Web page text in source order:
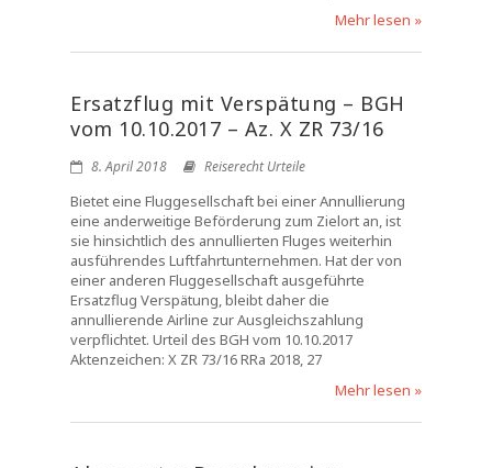
Mehr lesen »
Ersatzflug mit Verspätung – BGH
vom 10.10.2017 – Az. X ZR 73/16
8. April 2018 Reiserecht Urteile
Bietet eine Fluggesellschaft bei einer Annullierung
eine anderweitige Beförderung zum Zielort an, ist
sie hinsichtlich des annullierten Fluges weiterhin
ausführendes Luftfahrtunternehmen. Hat der von
einer anderen Fluggesellschaft ausgeführte
Ersatzflug Verspätung, bleibt daher die
annullierende Airline zur Ausgleichszahlung
verpflichtet. Urteil des BGH vom 10.10.2017
Aktenzeichen: X ZR 73/16 RRa 2018, 27
Mehr lesen »